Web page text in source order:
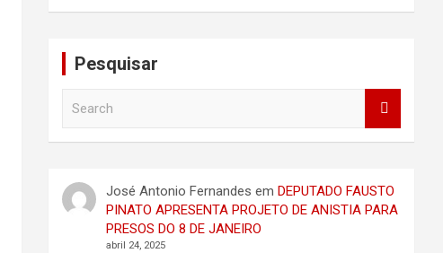
Pesquisar
h
José Antonio Fernandes emDEPUTADO FAUSTO
PINATO APRESENTA PROJETO DE ANISTIA PARA
PRESOS DO 8 DE JANEIRO
abril 24, 2025